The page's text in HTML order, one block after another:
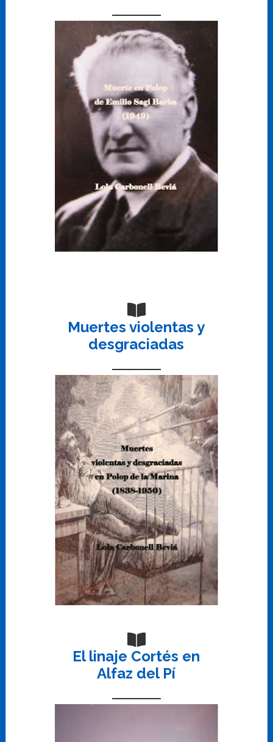
Muertes violentas y
desgraciadas
El linaje Cortés en
Alfaz del Pí